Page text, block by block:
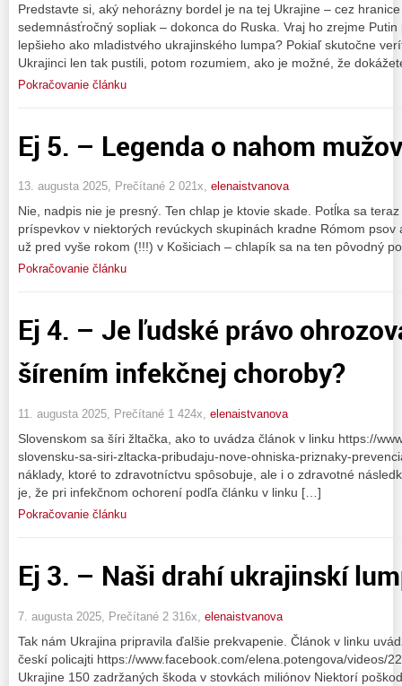
Predstavte si, aký nehorázny bordel je na tej Ukrajine – cez
sedemnásťročný sopliak – dokonca do Ruska. Vraj ho zrejme
lepšieho ako mladistvého ukrajinského lumpa? Pokiaľ skutočne
Ukrajinci len tak pustili, potom rozumiem, ako je možné, že
Pokračovanie článku
Ej 5. – Legenda o nahom
13. augusta 2025, Prečítané 2 021x, elenaistvanova
Nie, nadpis nie je presný. Ten chlap je ktovie skade. Potĺka sa
príspevkov v niektorých revúckych skupinách kradne Rómom
už pred vyše rokom (!!!) v Košiciach – chlapík sa na ten pôvodný
Pokračovanie článku
Ej 4. – Je ľudské právo
šírením infekčnej choroby?
11. augusta 2025, Prečítané 1 424x, elenaistvanova
Slovenskom sa šíri žltačka, ako to uvádza článok v linku https://
slovensku-sa-siri-zltacka-pribudaju-nove-ohniska-priznaky-
náklady, ktoré to zdravotníctvu spôsobuje, ale i o zdravotné
je, že pri infekčnom ochorení podľa článku v linku […]
Pokračovanie článku
Ej 3. – Naši drahí ukrajinskí
7. augusta 2025, Prečítané 2 316x, elenaistvanova
Tak nám Ukrajina pripravila ďalšie prekvapenie. Článok v linku
českí policajti https://www.facebook.com/elena.potengova/videos/
Ukrajine 150 zadržaných škoda v stovkách miliónov Niektorí